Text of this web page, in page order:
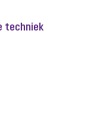
techniek